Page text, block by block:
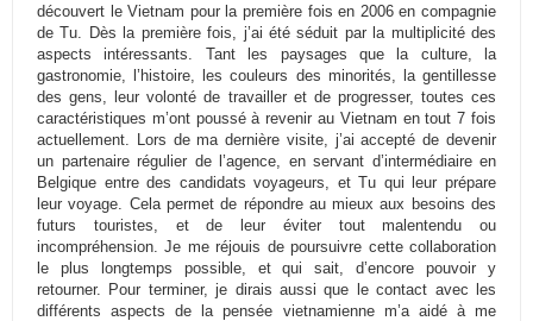
découvert le Vietnam pour la première fois en 2006 en compagnie
de Tu. Dès la première fois, j’ai été séduit par la multiplicité des
aspects intéressants. Tant les paysages que la culture, la
gastronomie, l’histoire, les couleurs des minorités, la gentillesse
des gens, leur volonté de travailler et de progresser, toutes ces
caractéristiques m’ont poussé à revenir au Vietnam en tout 7 fois
actuellement. Lors de ma dernière visite, j’ai accepté de devenir
un partenaire régulier de l’agence, en servant d’intermédiaire en
Belgique entre des candidats voyageurs, et Tu qui leur prépare
leur voyage. Cela permet de répondre au mieux aux besoins des
futurs touristes, et de leur éviter tout malentendu ou
incompréhension. Je me réjouis de poursuivre cette collaboration
le plus longtemps possible, et qui sait, d’encore pouvoir y
retourner. Pour terminer, je dirais aussi que le contact avec les
différents aspects de la pensée vietnamienne m’a aidé à me